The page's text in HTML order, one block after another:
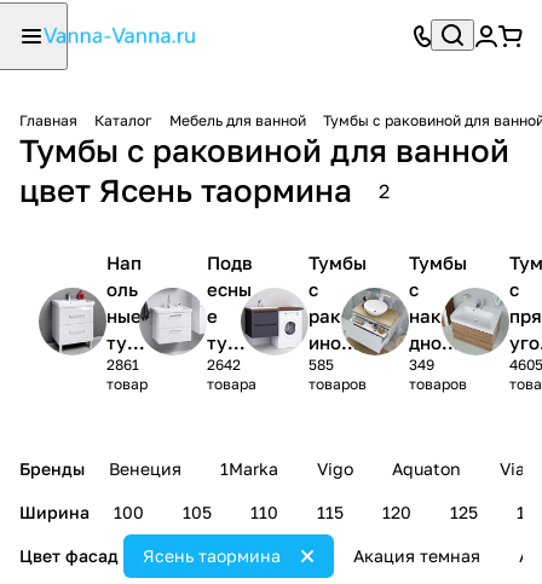
Главная Каталог Мебель для ванной Тумбы с раковиной для
Тумбы с раковиной для ванной
цвет Ясень таормина
2
Нап
оль
ные
тум
бы с
рак
2861
товар
Подв
есны
е
тумб
ы с
рако
2642
товара
Тумбы
с
раков
иной
под
стира
ну
585
товаров
Тумбы
с
накла
дной
раков
иной
349
товаров
с
ной
4605
Бренды Венеция 1Marka Vigo Aquaton Viant
Ширина 100 105 110 115 120 125
Цвет фасад Акация темная
Ясень таормина